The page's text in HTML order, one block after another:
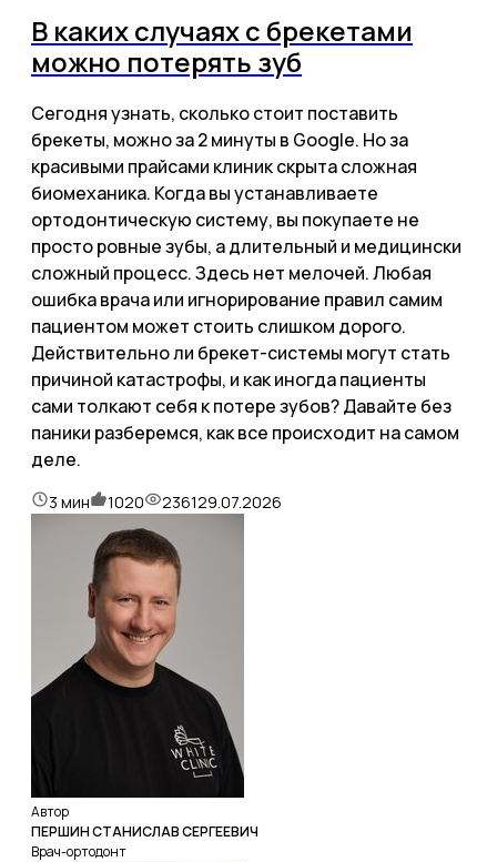
В каких случаях с брекетами
можно потерять зуб
Сегодня узнать, сколько стоит поставить
брекеты, можно за 2 минуты в Google. Но за
красивыми прайсами клиник скрыта сложная
биомеханика. Когда вы устанавливаете
ортодонтическую систему, вы покупаете не
просто ровные зубы, а длительный и медицински
сложный процесс. Здесь нет мелочей. Любая
ошибка врача или игнорирование правил самим
пациентом может стоить слишком дорого.
Действительно ли брекет-системы могут стать
причиной катастрофы, и как иногда пациенты
сами толкают себя к потере зубов? Давайте без
паники разберемся, как все происходит на самом
деле.
3 мин 1020 236129.07.2026
Автор
ПЕРШИН СТАНИСЛАВ СЕРГЕЕВИЧ
Врач-ортодонт